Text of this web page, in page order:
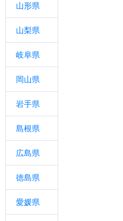
山形県
山梨県
岐阜県
岡山県
岩手県
島根県
広島県
徳島県
愛媛県